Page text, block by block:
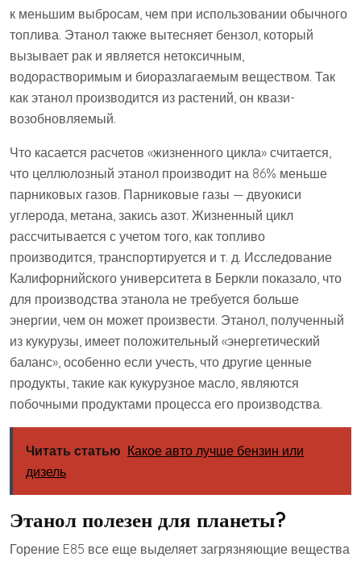
к меньшим выбросам, чем при использовании обычного
топлива. Этанол также вытесняет бензол, который
вызывает рак и является нетоксичным,
водорастворимым и биоразлагаемым веществом. Так
как этанол производится из растений, он квази-
возобновляемый.
Что касается расчетов «жизненного цикла» считается,
что целлюлозный этанол производит на 86% меньше
парниковых газов. Парниковые газы — двуокиси
углерода, метана, закись азот. Жизненный цикл
рассчитывается с учетом того, как топливо
производится, транспортируется и т. д. Исследование
Калифорнийского университета в Беркли показало, что
для производства этанола не требуется больше
энергии, чем он может произвести. Этанол, полученный
из кукурузы, имеет положительный «энергетический
баланс», особенно если учесть, что другие ценные
продукты, такие как кукурузное масло, являются
побочными продуктами процесса его производства.
Читать статью Какое авто лучше бензин или
дизель
Этанол полезен для планеты?
Горение E85 все еще выделяет загрязняющие вещества